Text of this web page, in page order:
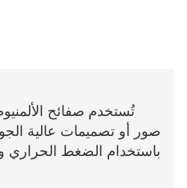
تُستخدم صفائح
صور أو تصميمات عالية
باستخدام الضغط الحراري